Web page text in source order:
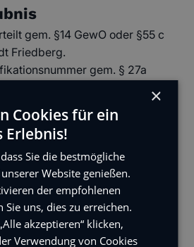
gem. §14 GewO oder §55 c
Friedberg.
gem. § 27a
17654
für journalistisch-
gem. § 55 II
redaktionelle
×
Cookies für ein
Erlebnis!
Sie die bestmögliche
Website genießen.
der empfohlenen
Sie uns, dies zu erreichen.
akzeptieren“ klicken,
Verwendung von Cookies